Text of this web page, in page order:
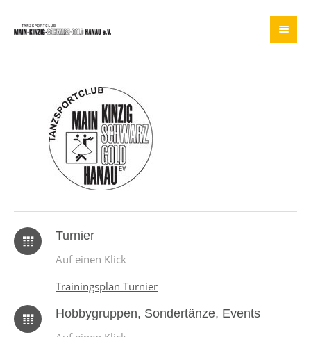
Turnier
Auf einen Klick
Trainingsplan Turnier
Hobbygruppen, Sondertänze, Events